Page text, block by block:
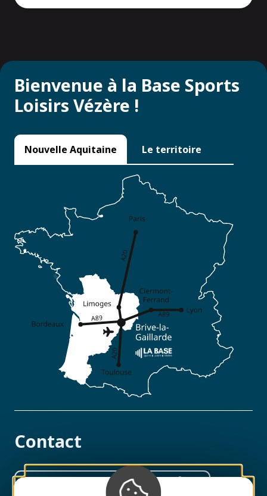
Bienvenue à la Base Sports
Loisirs Vézère !
Nouvelle Aquitaine Le territoire
Contact
Laisser un message